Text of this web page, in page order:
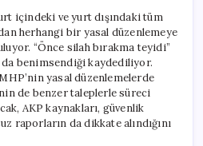
içindeki ve yurt dışındaki tüm
herhangi bir yasal düzenlemeye
“Önce silah bırakma teyidi”
da benimsendiği kaydediliyor.
yasal düzenlemelerde
de benzer taleplerle süreci
AKP kaynakları, güvenlik
raporların da dikkate alındığını